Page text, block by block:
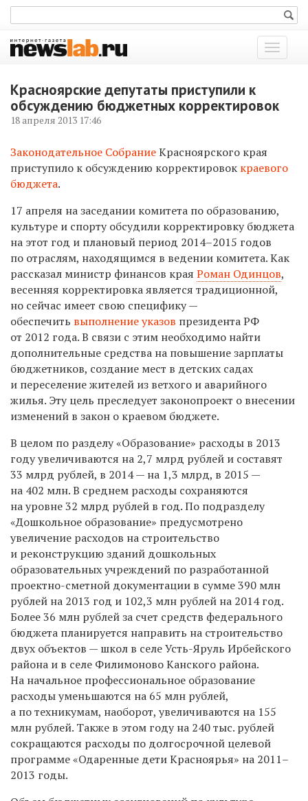
Показать
меню
Красноярские депутаты приступили к
обсуждению бюджетных корректировок
18 апреля 2013 17:46
Законодательное СобраниеКрасноярского края
приступило к обсуждению корректировок краевого
бюджета.
17 апреля на заседании комитета по образованию,
культуре и спорту обсудили корректировку бюджета
на этот год и плановый период 2014–2015 годов
по отраслям, находящимся в ведении комитета. Как
рассказал министр финансов края Роман Одинцов,
весенняя корректировка является традиционной,
но сейчас имеет свою специфику —
обеспечить выполнение указов президента РФ
от 2012 года. В связи с этим необходимо найти
дополнительные средства на повышение зарплаты
бюджетников, создание мест в детских садах
и переселение жителей из ветхого и аварийного
жилья. Эту цель преследует законопроект о внесении
изменений в закон о краевом бюджете.
В целом по разделу «Образование» расходы в 2013
году увеличиваются на 2,7 млрд рублей и составят
33 млрд рублей, в 2014 — на 1,3 млрд, в 2015 —
на 402 млн. В среднем расходы сохраняются
на уровне 32 млрд рублей в год. По подразделу
«Дошкольное образование» предусмотрено
увеличение расходов на строительство
и реконструкцию зданий дошкольных
образовательных учреждений по разработанной
проектно-сметной документации в сумме 390 млн
рублей на 2013 год и 102,3 млн рублей на 2014 год.
Более 36 млн рублей за счет средств федерального
бюджета планируется направить на строительство
двух объектов — школ в селе Усть-Яруль Ирбейского
района и в селе Филимоново Канского района.
На начальное профессиональное образование
расходы уменьшаются на 65 млн рублей,
а по техникумам, наоборот, увеличиваются на 155
млн рублей. Также в этом году на 240 тыс. рублей
сокращаются расходы по долгосрочной целевой
программе «Одаренные дети Красноярья» на 2011–
2013 годы.